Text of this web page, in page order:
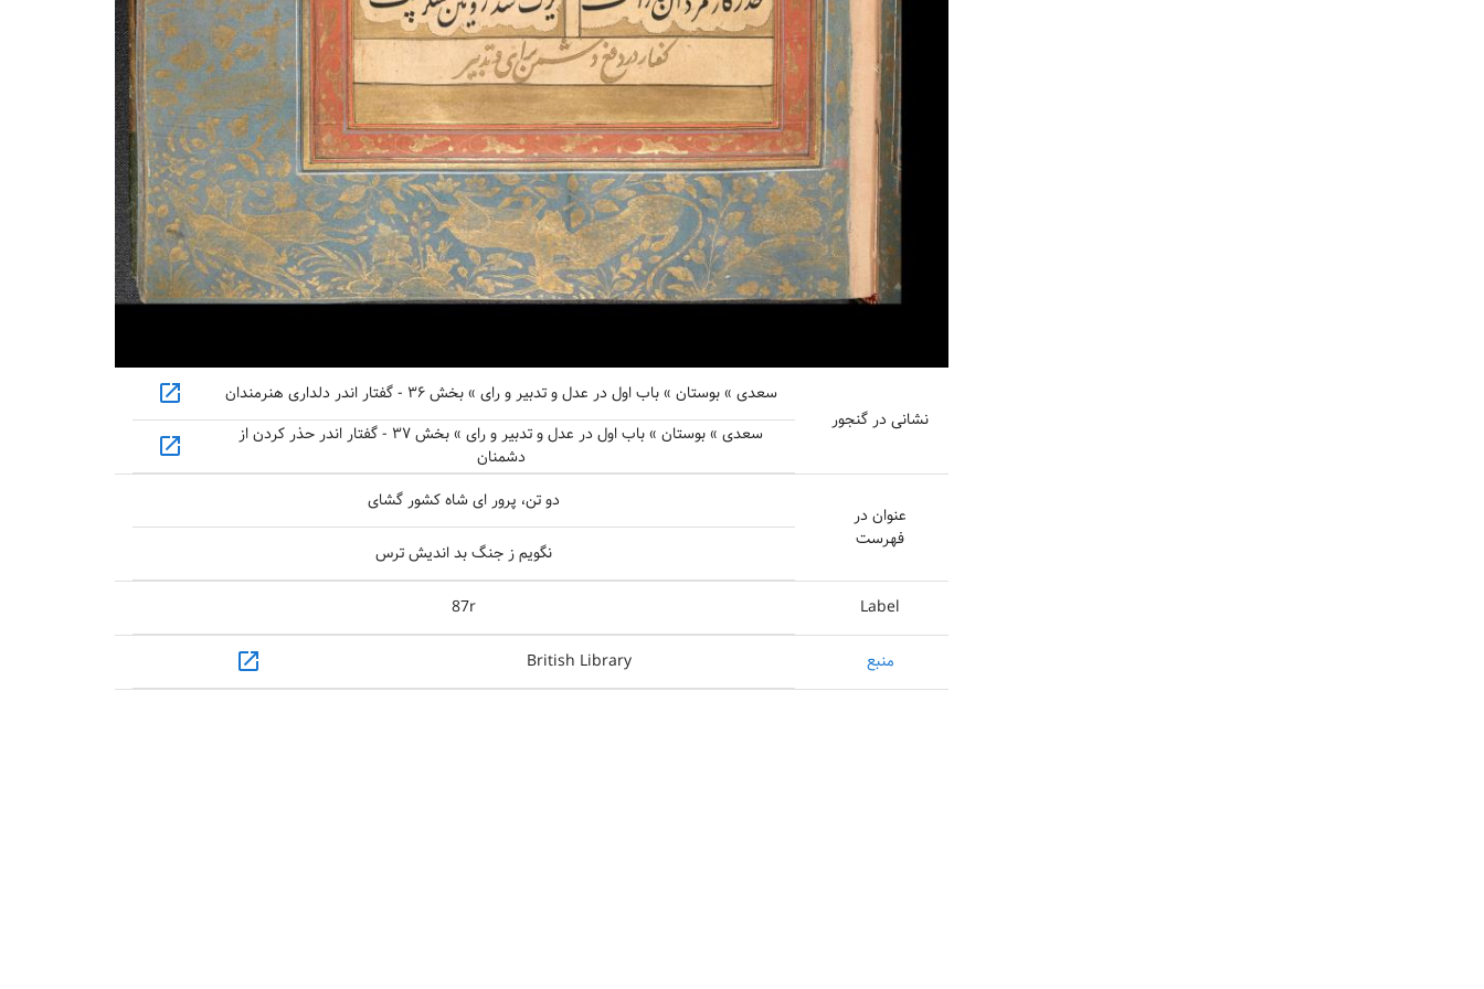
نشانی در گنجور
سعدی » بوستان » باب اول در عدل و تدبیر و رای » بخش ۳۶ - گفتار اندر دلداری هنرمندان open_in_new
سعدی » بوستان » باب اول در عدل و تدبیر و رای » بخش ۳۷ - گفتار اندر حذر کردن از
دشمنان
open_in_new
عنوان در
فهرست
دو تن، پرور ای شاه کشور گشای
نگویم ز جنگ بد اندیش ترس
Label
87r
منبع British Library
open_in_new